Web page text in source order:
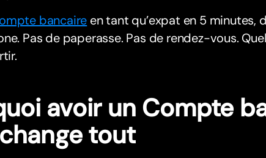
bancaire en tant qu’expat en 5 minutes,
Pas de paperasse. Pas de rendez-vous.
avoir un Compte
tout